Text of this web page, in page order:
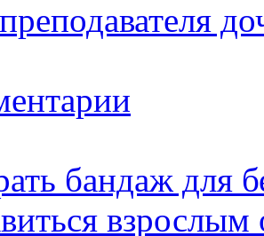
бандаж для